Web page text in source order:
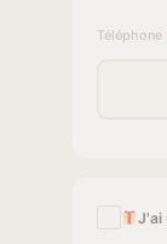
Téléphone
J'ai